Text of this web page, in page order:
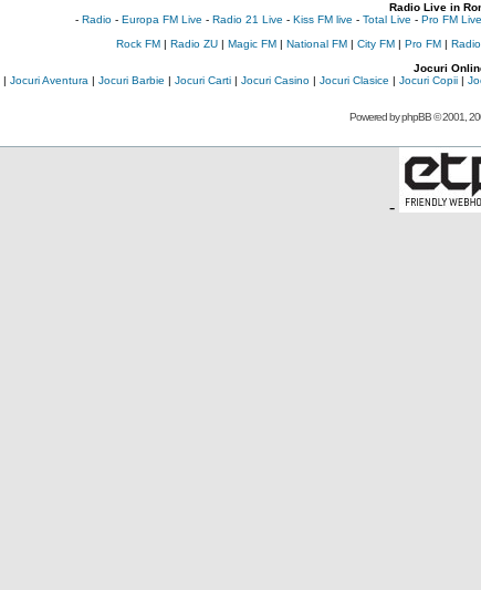
Radio Live in
- Radio- Europa FM Live - Radio 21 Live - Kiss FM live - Total Live - Pro FM Live
Rock FM| Radio ZU| Magic FM| National FM| City FM| Pro FM|
Jocuri
| Jocuri Aventura | Jocuri Barbie | Jocuri Carti| Jocuri Casino| Jocuri Clasice | Jocuri Copii|
Powered byphpBB© 2001,
-